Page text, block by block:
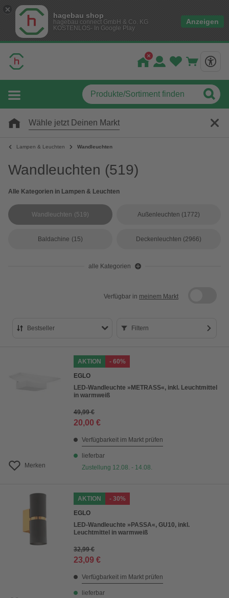
hagebau shop
hagebau connect GmbH & Co. KG
KOSTENLOS- In Google Play
Anzeigen
Wähle jetzt Deinen Markt
Lampen & Leuchten Wandleuchten
Wandleuchten (519)
Alle Kategorien in Lampen & Leuchten
Wandleuchten (519) Außenleuchten (1772)
Baldachine (15) Deckenleuchten (2966)
alle Kategorien
Verfügbar in meinem Markt
Bestseller
Preis aufsteigend
Preis absteigend
Filtern
Merken
AKTION
- 60%
EGLO
LED-Wandleuchte »METRASS«, inkl. Leuchtmittel
in warmweiß
49,99 €
20,00 €
Verfügbarkeit im Markt prüfen
lieferbar
Zustellung 12.08. - 14.08.
AKTION
- 30%
EGLO
LED-Wandleuchte »PASSA«, GU10, inkl.
Leuchtmittel in warmweiß
32,99 €
23,09 €
Verfügbarkeit im Markt prüfen
lieferbar